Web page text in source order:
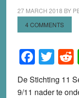
27 MARCH 2018 BY
4 COMMENTS
De Stichting 11
9/11 nader te